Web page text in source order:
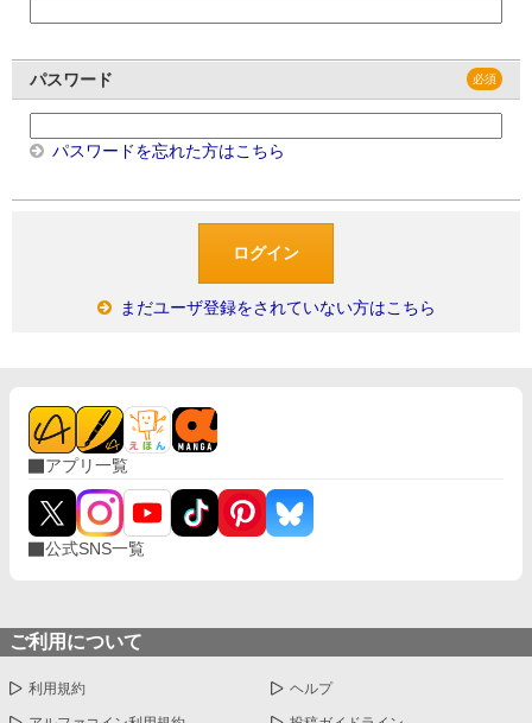
パスワード
パスワードを忘れた方はこちら
まだユーザ登録をされていない方はこちら
アプリ一覧
公式SNS一覧
ご利用について
利用規約 ヘルプ